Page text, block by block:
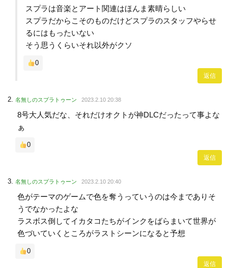
スプラは音楽とアート関連はほんま素晴らしい
スプラだからこそのものだけどスプラのスタッフやらせ
るにはもったいない
そう思うくらいそれ以外がクソ
0
返信
名無しのスプラトゥーン 2023.2.10 20:38
8号大人気だな、それだけオクトが神DLCだったって事よな
ぁ
0
返信
名無しのスプラトゥーン 2023.2.10 20:40
色がテーマのゲームで色を奪うっていうのは今までありそ
うでなかったよな
ラスボス倒してイカタコたちがインクをばらまいて世界が
色づいていくところがラストシーンになると予想
0
返信